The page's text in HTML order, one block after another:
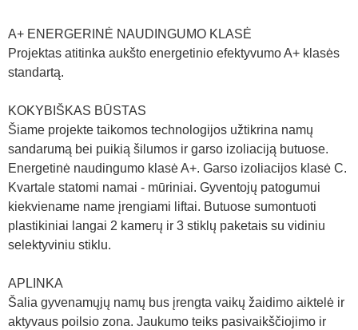
A+ ENERGERINĖ NAUDINGUMO KLASĖ
Projektas atitinka aukšto energetinio efektyvumo A+ klasės
standartą.
KOKYBIŠKAS BŪSTAS
Šiame projekte taikomos technologijos užtikrina namų
sandarumą bei puikią šilumos ir garso izoliaciją butuose.
Energetinė naudingumo klasė A+. Garso izoliacijos klasė C.
Kvartale statomi namai - mūriniai. Gyventojų patogumui
kiekviename name įrengiami liftai. Butuose sumontuoti
plastikiniai langai 2 kamerų ir 3 stiklų paketais su vidiniu
selektyviniu stiklu.
APLINKA
Šalia gyvenamųjų namų bus įrengta vaikų žaidimo aiktelė ir
aktyvaus poilsio zona. Jaukumo teiks pasivaikščiojimo ir